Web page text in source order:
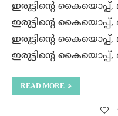
ഇരുട്ടിന്റെ
ഇരുട്ടിന്റെ
ഇരുട്ടിന്റെ
ഇരുട്ടിന്റെ
READ MORE